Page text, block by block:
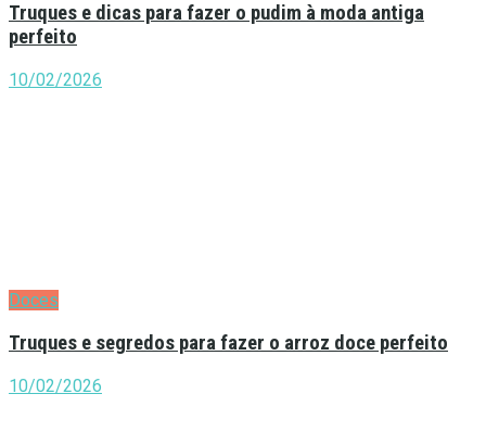
Truques e dicas para fazer o pudim à moda antiga
perfeito
10/02/2026
Doces
Truques e segredos para fazer o arroz doce perfeito
10/02/2026